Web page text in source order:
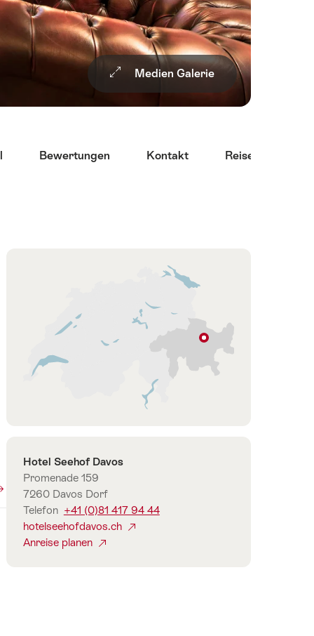
Medien Galerie
Bewertungen Kontakt
Davos
Graubünden
Kontakt
Hotel Seehof Davos
Promenade 159
7260 Davos Dorf
Telefon +41 (0)81 417 94 44
hotelseehofdavos.ch
Anreise planen